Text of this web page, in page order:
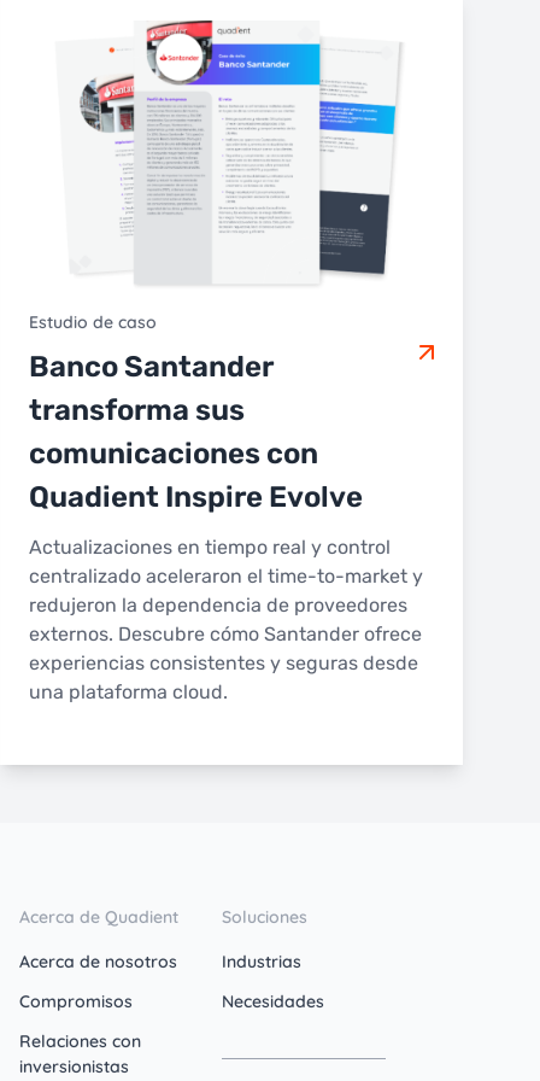
Estudio de caso
Banco Santander
transforma sus
comunicaciones con
Quadient Inspire Evolve
Actualizaciones en tiempo real y control
centralizado aceleraron el time-to-market y
redujeron la dependencia de proveedores
externos. Descubre cómo Santander ofrece
experiencias consistentes y seguras desde
una plataforma cloud.
Acerca de Quadient
Acerca de nosotros
Compromisos
Relaciones con
inversionistas
Soluciones
Industrias
Necesidades